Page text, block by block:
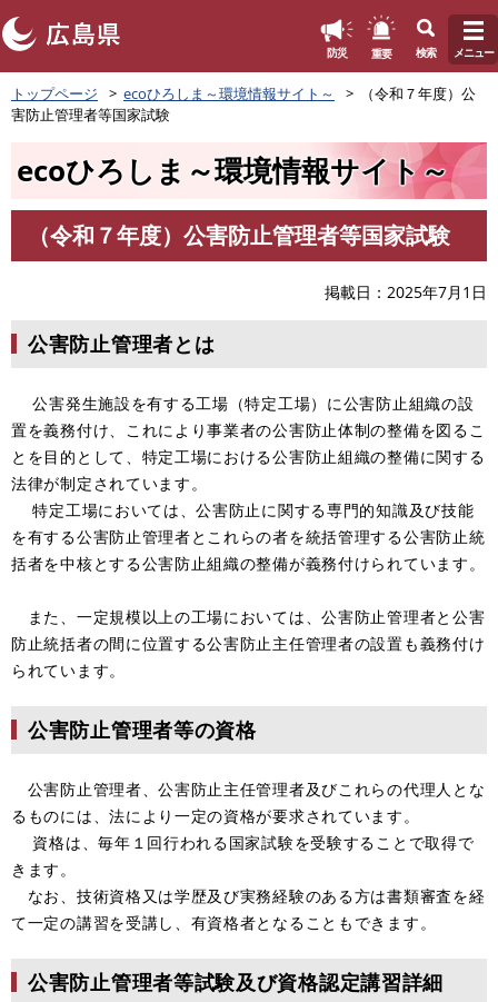
ペ
ー
ジ
。
防災 重要 検索 メニュー
トップページ ecoひろしま～環境情報サイト～
（令和７年度）公
害防止管理者等国家試験
ecoひろしま～環境情報サイト～
文
（令和７年度）公害防止管理者等国家試験
掲載日 2025年7月1日
公害防止管理者とは
公害発生施設を有する工場（特定工場）に公害防止組織の設
置を義務付け、これにより事業者の公害防止体制の整備を図るこ
とを目的として、特定工場における公害防止組織の整備に関する
法律が制定されています。
特定工場においては、公害防止に関する専門的知識及び技能
を有する公害防止管理者とこれらの者を統括管理する公害防止統
括者を中核とする公害防止組織の整備が義務付けられています。
また、一定規模以上の工場においては、公害防止管理者と公害
防止統括者の間に位置する公害防止主任管理者の設置も義務付け
られています。
公害防止管理者等の資格
公害防止管理者、公害防止主任管理者及びこれらの代理人とな
るものには、法により一定の資格が要求されています。
資格は、毎年１回行われる国家試験を受験することで取得で
きます。
なお、技術資格又は学歴及び実務経験のある方は書類審査を経
て一定の講習を受講し、有資格者となることもできます。
公害防止管理者等試験及び資格認定講習詳細